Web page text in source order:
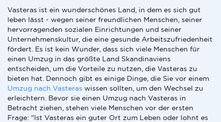
Vasteras ist ein wunderschönes Land, in dem es sich gut
leben lässt - wegen seiner freundlichen Menschen, seiner
hervorragenden sozialen Einrichtungen und seiner
Unternehmenskultur, die eine gesunde Arbeitszufriedenheit
fördert. Es ist kein Wunder, dass sich viele Menschen für
einen Umzug in das größte Land Skandinaviens
entscheiden, um die Vorteile zu nutzen, die Vasteras zu
bieten hat. Dennoch gibt es einige Dinge, die Sie vor einem
Umzug nach Vasteras wissen sollten, um den Wechsel zu
erleichtern. Bevor sie einen Umzug nach Vasteras in
Betracht ziehen, stehen viele Menschen vor der ersten
Frage: "Ist Vasteras ein guter Ort zum Leben oder lohnt es